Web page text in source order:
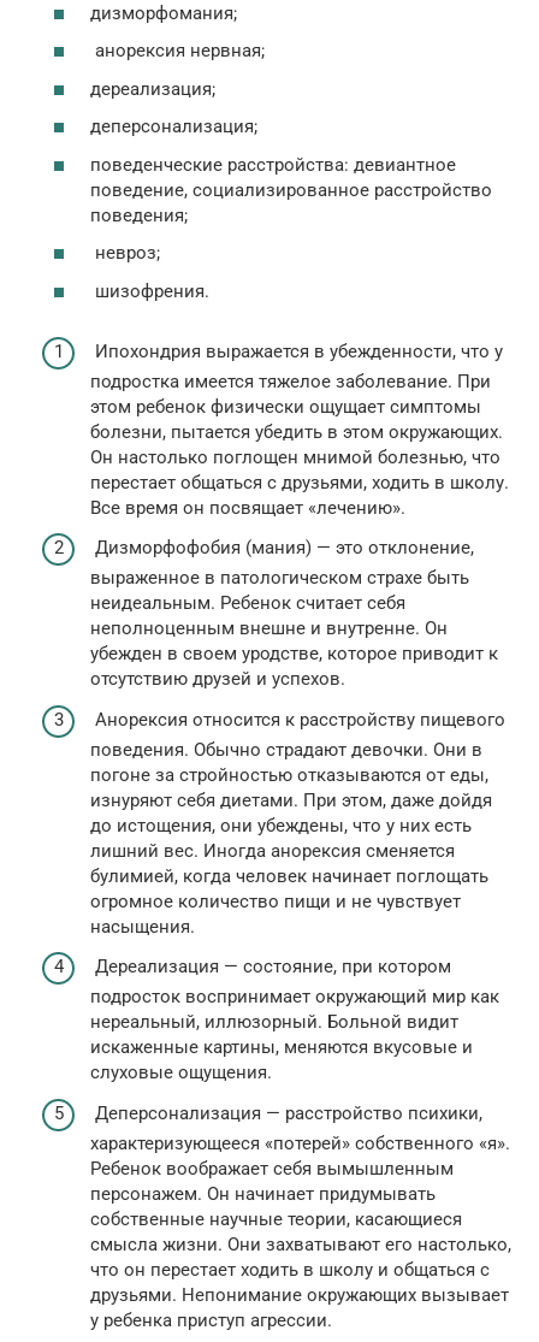
дизморфомания;
анорексия нервная;
дереализация;
деперсонализация;
поведенческие расстройства: девиантное
поведение, социализированное расстройство
поведения;
невроз;
шизофрения.
Ипохондрия выражается в убежденности, что у
подростка имеется тяжелое заболевание. При
этом ребенок физически ощущает симптомы
болезни, пытается убедить в этом окружающих.
Он настолько поглощен мнимой болезнью, что
перестает общаться с друзьями, ходить в школу.
Все время он посвящает «лечению».
Дизморфофобия (мания) — это отклонение,
выраженное в патологическом страхе быть
неидеальным. Ребенок считает себя
неполноценным внешне и внутренне. Он
убежден в своем уродстве, которое приводит к
отсутствию друзей и успехов.
Анорексия относится к расстройству пищевого
поведения. Обычно страдают девочки. Они в
погоне за стройностью отказываются от еды,
изнуряют себя диетами. При этом, даже дойдя
до истощения, они убеждены, что у них есть
лишний вес. Иногда анорексия сменяется
булимией, когда человек начинает поглощать
огромное количество пищи и не чувствует
насыщения.
Дереализация — состояние, при котором
подросток воспринимает окружающий мир как
нереальный, иллюзорный. Больной видит
искаженные картины, меняются вкусовые и
слуховые ощущения.
Деперсонализация — расстройство психики,
характеризующееся «потерей» собственного «я».
Ребенок воображает себя вымышленным
персонажем. Он начинает придумывать
собственные научные теории, касающиеся
смысла жизни. Они захватывают его настолько,
что он перестает ходить в школу и общаться с
друзьями. Непонимание окружающих вызывает
у ребенка приступ агрессии.